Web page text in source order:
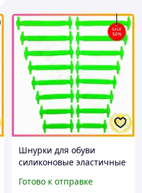
Шнурки для обуви
силиконовые эластичные
резиновые для кроссовок
Готово к отправке